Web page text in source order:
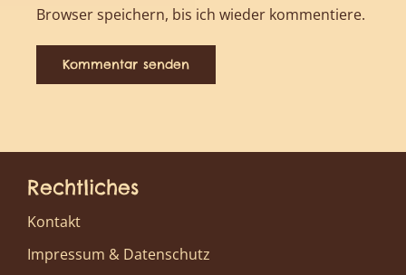
Browser speichern, bis ich wieder kommentiere.
Rechtliches
Kontakt
Impressum & Datenschutz